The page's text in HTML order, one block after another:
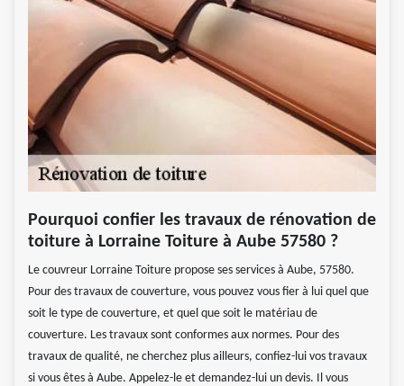
Pourquoi confier les travaux de rénovation de
toiture à Lorraine Toiture à Aube 57580 ?
Le couvreur Lorraine Toiture propose ses services à Aube, 57580.
Pour des travaux de couverture, vous pouvez vous fier à lui quel que
soit le type de couverture, et quel que soit le matériau de
couverture. Les travaux sont conformes aux normes. Pour des
travaux de qualité, ne cherchez plus ailleurs, confiez-lui vos travaux
si vous êtes à Aube. Appelez-le et demandez-lui un devis. Il vous